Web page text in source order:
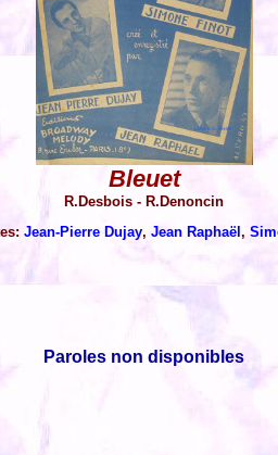
Bleuet
R.Desbois - R.Denoncin
Jean-Pierre Dujay, Jean Raphaël,
Paroles non disponibles